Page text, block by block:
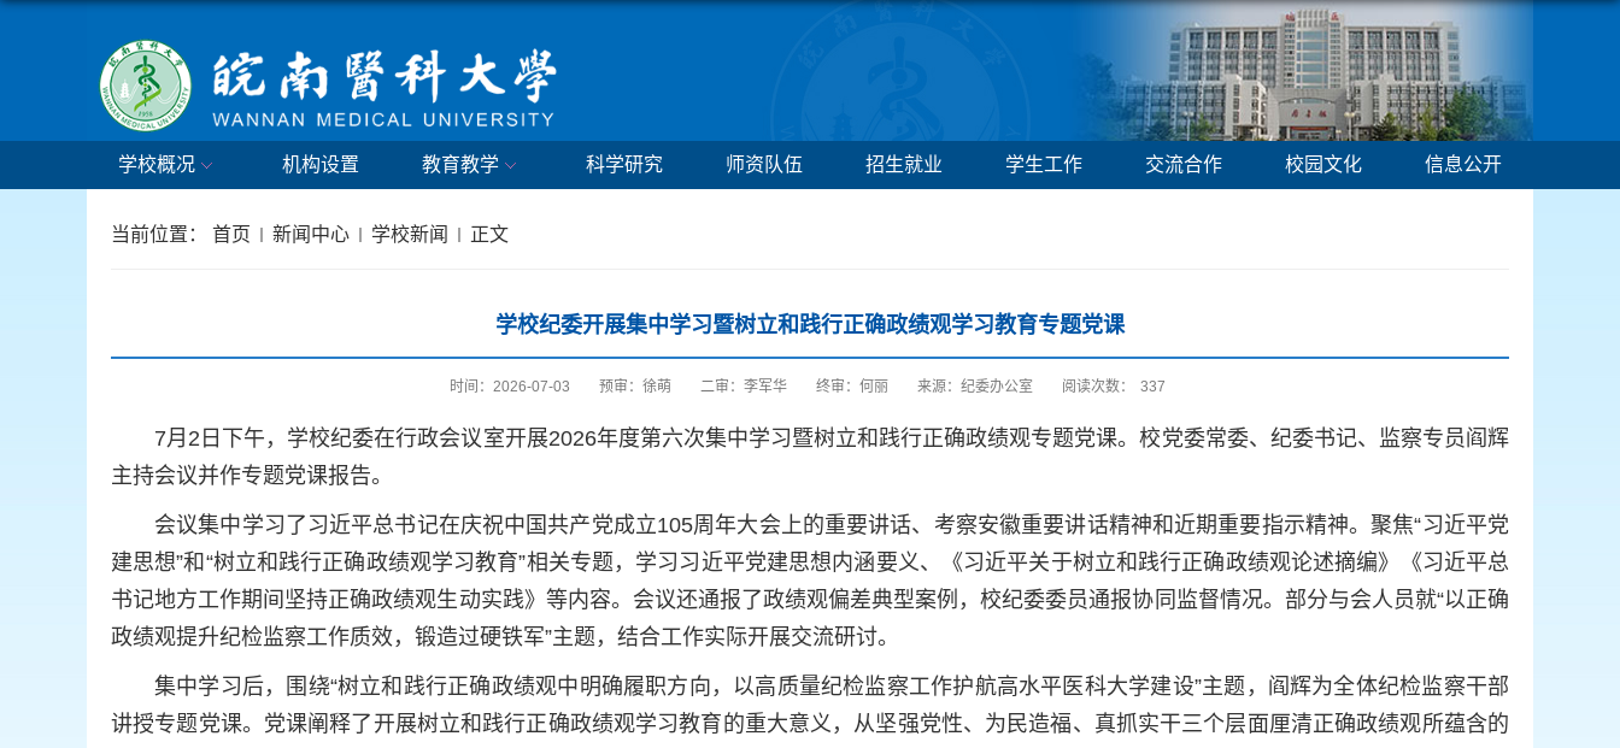
学校概况 机构设置 教育教学 科学研究 师资队伍 招生就业 学生工作 交流合作 校园文化 信息公开
当前位置： 首页 新闻中心 学校新闻 正文
学校纪委开展集中学习暨树立和践行正确政绩观学习教育专题党课
时间：2026-07-03 预审：徐萌 二审：李军华 终审：何丽 来源：纪委办公室 阅读次数： 337
7月2日下午，学校纪委在行政会议室开展2026年度第六次集中学习暨树立和践行正确政绩观专题党课。校党委常委、纪委书记、监察专员阎辉
主持会议并作专题党课报告。
会议集中学习了习近平总书记在庆祝中国共产党成立105周年大会上的重要讲话、考察安徽重要讲话精神和近期重要指示精神。聚焦“习近平党
建思想”和“树立和践行正确政绩观学习教育”相关专题，学习习近平党建思想内涵要义、《习近平关于树立和践行正确政绩观论述摘编》《习近平总
书记地方工作期间坚持正确政绩观生动实践》等内容。会议还通报了政绩观偏差典型案例，校纪委委员通报协同监督情况。部分与会人员就“以正确
政绩观提升纪检监察工作质效，锻造过硬铁军”主题，结合工作实际开展交流研讨。
集中学习后，围绕“树立和践行正确政绩观中明确履职方向，以高质量纪检监察工作护航高水平医科大学建设”主题，阎辉为全体纪检监察干部
讲授专题党课。党课阐释了开展树立和践行正确政绩观学习教育的重大意义，从坚强党性、为民造福、真抓实干三个层面厘清正确政绩观所蕴含的